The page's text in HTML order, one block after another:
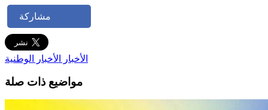
مشاركة
الأخبار الأخبار الوطنية
مواضيع ذات صلة